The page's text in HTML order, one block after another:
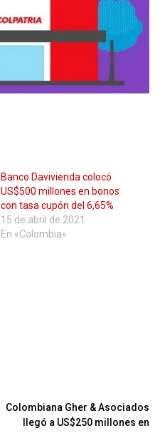
Banco Davivienda colocó
US$500 millones en bonos
con tasa cupón del 6,65%
15 de abril de 2021
En «Colombia»
Colombiana Gher & Asociados
llegó a US$250 millones en